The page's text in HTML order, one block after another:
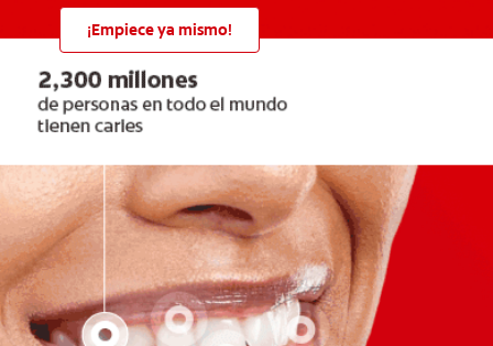
¡Empiece ya mismo!